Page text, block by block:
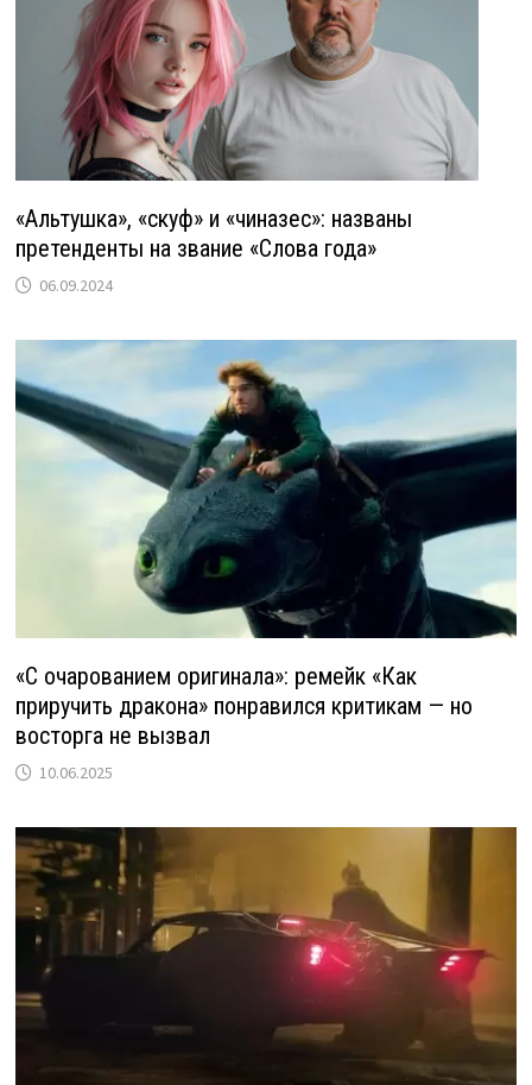
«Альтушка», «скуф» и «чиназес»: названы
претенденты на звание «Слова года»
06.09.2024
«С очарованием оригинала»: ремейк «Как
приручить дракона» понравился критикам — но
восторга не вызвал
10.06.2025